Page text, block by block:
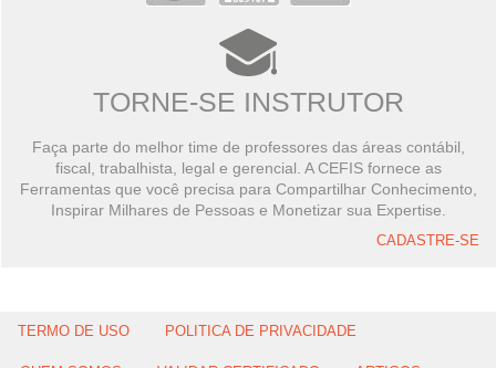
TORNE-SE INSTRUTOR
Faça parte do melhor time de professores das áreas contábil,
fiscal, trabalhista, legal e gerencial. A CEFIS fornece as
Ferramentas que você precisa para Compartilhar Conhecimento,
Inspirar Milhares de Pessoas e Monetizar sua Expertise.
CADASTRE-SE
TERMO DE USO POLITICA DE PRIVACIDADE